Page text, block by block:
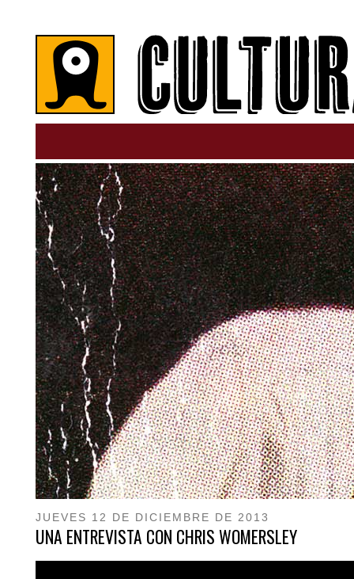
JUEVES 12 DE DICIEMBRE DE 2013
UNA ENTREVISTA CON CHRIS WOMERSLEY